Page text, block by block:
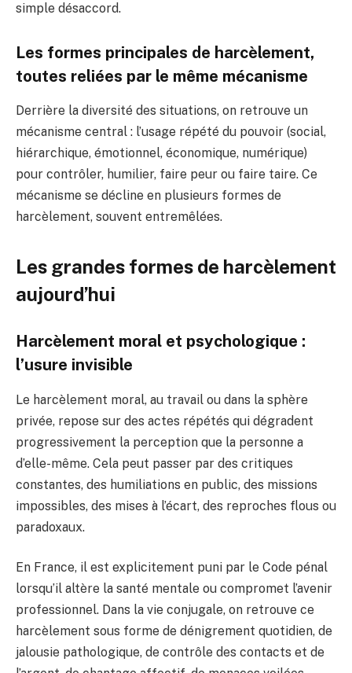
simple désaccord.
Les formes principales de harcèlement,
toutes reliées par le même mécanisme
Derrière la diversité des situations, on retrouve un
mécanisme central : l’usage répété du pouvoir (social,
hiérarchique, émotionnel, économique, numérique)
pour contrôler, humilier, faire peur ou faire taire. Ce
mécanisme se décline en plusieurs formes de
harcèlement, souvent entremêlées.
Les grandes formes de harcèlement
aujourd’hui
Harcèlement moral et psychologique :
l’usure invisible
Le harcèlement moral, au travail ou dans la sphère
privée, repose sur des actes répétés qui dégradent
progressivement la perception que la personne a
d’elle-même. Cela peut passer par des critiques
constantes, des humiliations en public, des missions
impossibles, des mises à l’écart, des reproches flous ou
paradoxaux.
En France, il est explicitement puni par le Code pénal
lorsqu’il altère la santé mentale ou compromet l’avenir
professionnel. Dans la vie conjugale, on retrouve ce
harcèlement sous forme de dénigrement quotidien, de
jalousie pathologique, de contrôle des contacts et de